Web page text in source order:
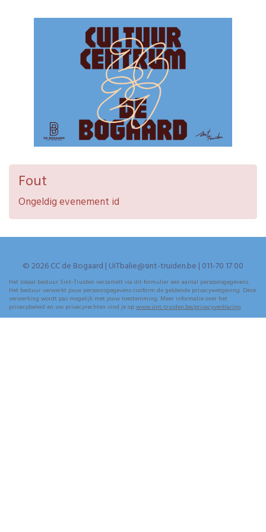
Fout
Ongeldig evenement id
© 2026 CC de Bogaard | UiTbalie@sint-truiden.be | 011-70 17 00
Het lokaal bestuur Sint-Truiden verzamelt via dit formulier een aantal persoonsgegevens.
Het bestuur verwerkt jouw persoonsgegevens conform de geldende privacywetgeving. Deze
verwerking wordt pas mogelijk met jouw toestemming. Meer informatie over het
privacybeleid en uw privacyrechten vind je opwww.sint-truiden.be/privacyverklaring.